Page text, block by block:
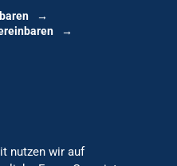
nutzen wir auf